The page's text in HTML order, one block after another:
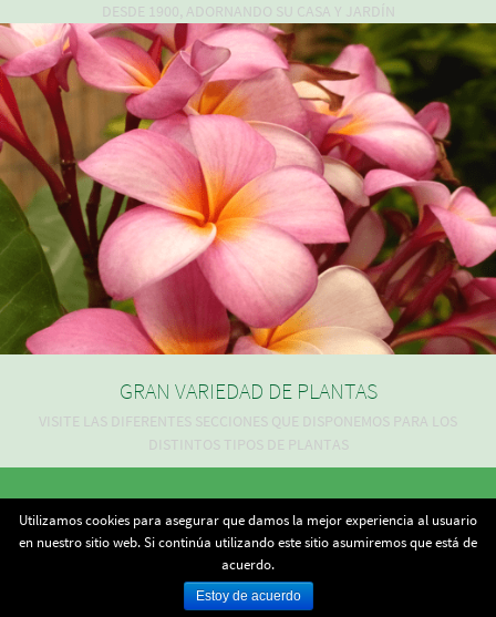
DESDE 1900, ADORNANDO SU CASA Y JARDÍN
GRAN VARIEDAD DE PLANTAS
VISITE LAS DIFERENTES SECCIONES QUE DISPONEMOS PARA LOS
DISTINTOS TIPOS DE PLANTAS
Copyright - 2015 -Cerámicas y Viveros La Vega, S.L.
Utilizamos cookies para asegurar que damos la mejor experiencia al usuario
en nuestro sitio web. Si continúa utilizando este sitio asumiremos que está de
acuerdo.
Estoy de acuerdo